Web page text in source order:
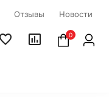
Отзывы Новости
0